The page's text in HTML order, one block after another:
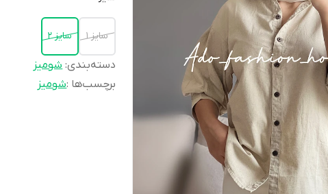
سايز ١ سايز ٢
دسته‌بندی:شوميز
برچسب‌ها :شومیز